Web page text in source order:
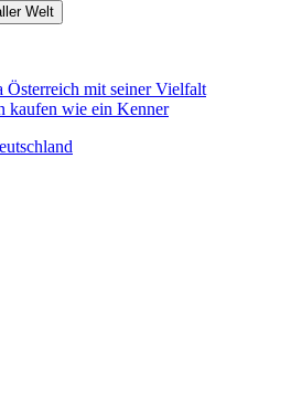
Österreich mit seiner Vielfalt
kaufen wie ein Kenner